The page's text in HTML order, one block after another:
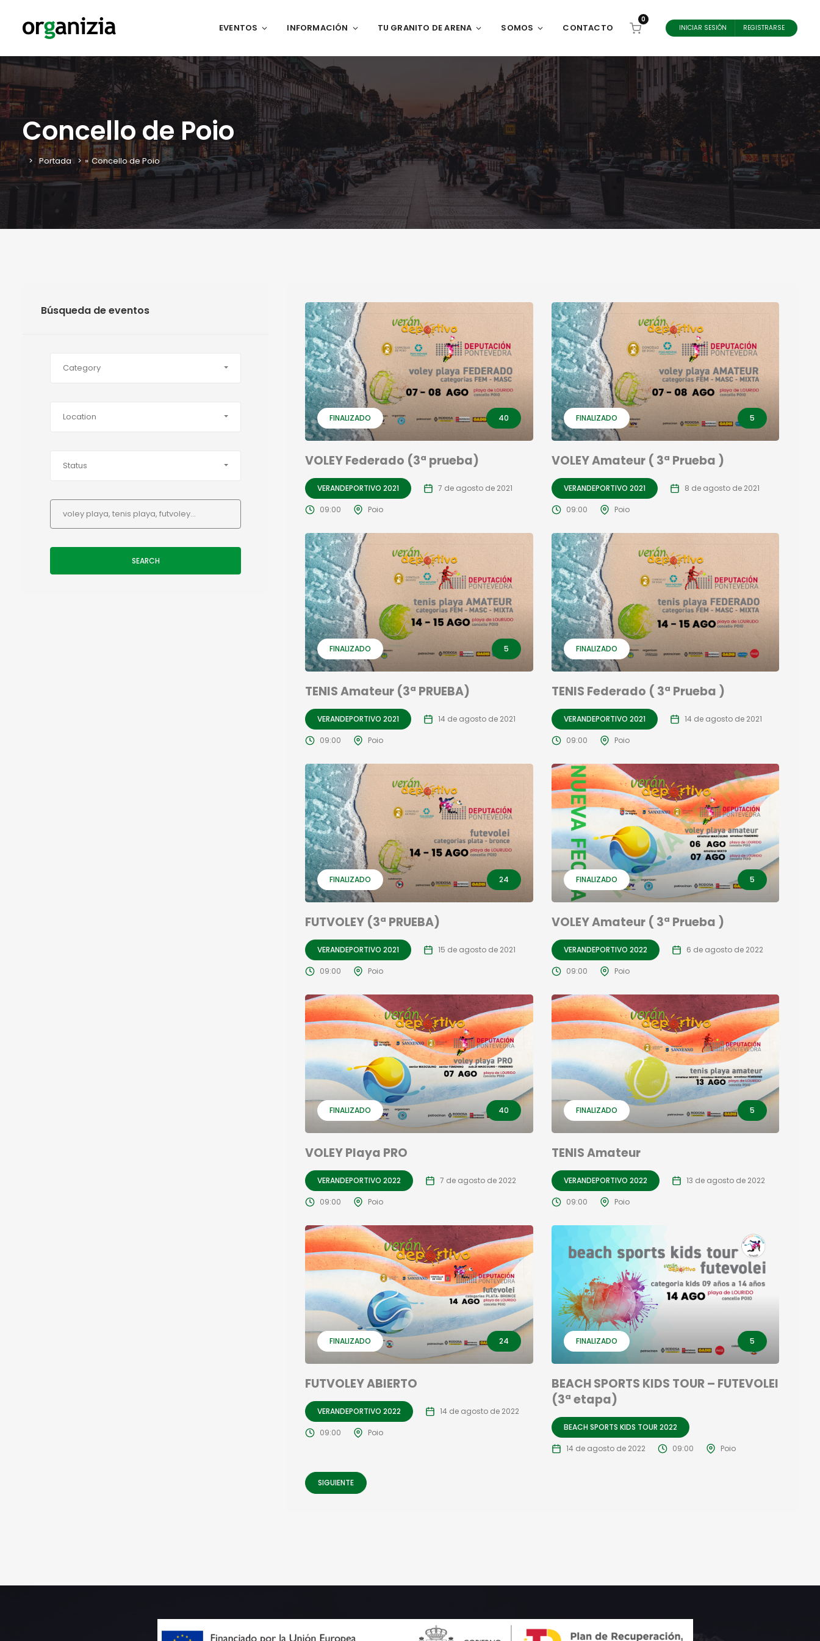
EVENTOS INFORMACIÓN TU GRANITO DE ARENA SOMOS CONTACTO
0
INICIAR SESIÓN REGISTRARSE
Concello de Poio
Portada » Concello de Poio
FINALIZADO 40
VOLEY Federado (3ª prueba)
VERANDEPORTIVO 2021 7 de agosto de 2021
09:00 Poio
FINALIZADO 5
VOLEY Amateur ( 3ª Prueba )
VERANDEPORTIVO 2021 8 de agosto de 2021
09:00 Poio
FINALIZADO 5
TENIS Amateur (3ª PRUEBA)
VERANDEPORTIVO 2021 14 de agosto de 2021
09:00 Poio
FINALIZADO
TENIS Federado ( 3ª Prueba )
VERANDEPORTIVO 2021 14 de agosto de 2021
09:00 Poio
FINALIZADO 24
FUTVOLEY (3ª PRUEBA)
VERANDEPORTIVO 2021 15 de agosto de 2021
09:00 Poio
FINALIZADO 5
VOLEY Amateur ( 3ª Prueba )
VERANDEPORTIVO 2022 6 de agosto de 2022
09:00 Poio
FINALIZADO 40
VOLEY Playa PRO
VERANDEPORTIVO 2022 7 de agosto de 2022
09:00 Poio
FINALIZADO 5
TENIS Amateur
VERANDEPORTIVO 2022 13 de agosto de 2022
09:00 Poio
FINALIZADO 24
FUTVOLEY ABIERTO
VERANDEPORTIVO 2022 14 de agosto de 2022
09:00 Poio
FINALIZADO 5
BEACH SPORTS KIDS TOUR – FUTEVOLEI
(3ª etapa)
BEACH SPORTS KIDS TOUR 2022
14 de agosto de 2022 09:00 Poio
SIGUIENTE
Búsqueda de eventos
Category
Location
Status
SEARCH